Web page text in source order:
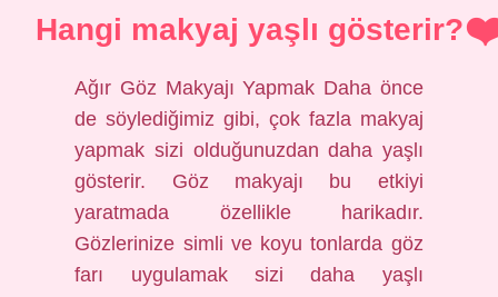
Hangi makyaj yaşlı gösterir?
Ağır Göz Makyajı Yapmak Daha önce
de söylediğimiz gibi, çok fazla makyaj
yapmak sizi olduğunuzdan daha yaşlı
gösterir. Göz makyajı bu etkiyi
yaratmada özellikle harikadır.
Gözlerinize simli ve koyu tonlarda göz
farı uygulamak sizi daha yaşlı